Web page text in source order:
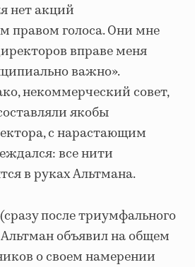
нет акций
правом голоса. Они мне
вправе меня
важно».
некоммерческий совет,
якобы
с нарастающим
все нити
в руках Альтмана.
после триумфального
объявил на общем
о своем намерении